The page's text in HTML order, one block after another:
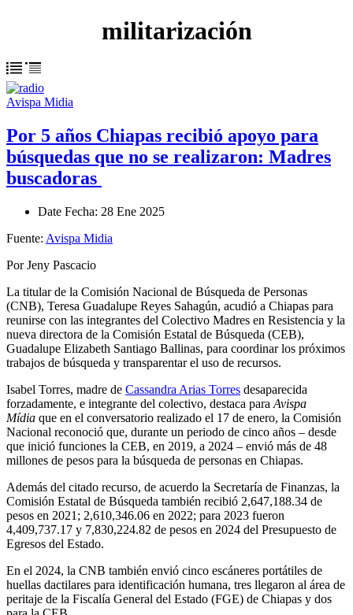
militarización
Avispa Midia
Por 5 años Chiapas recibió apoyo para
búsquedas que no se realizaron: Madres
buscadoras
Date Fecha: 28 Ene 2025
Fuente: Avispa Midia
Por Jeny Pascacio
La titular de la Comisión Nacional de Búsqueda de Personas
(CNB), Teresa Guadalupe Reyes Sahagún, acudió a Chiapas para
reunirse con las integrantes del Colectivo Madres en Resistencia y la
nueva directora de la Comisión Estatal de Búsqueda (CEB),
Guadalupe Elizabeth Santiago Ballinas, para coordinar los próximos
trabajos de búsqueda y transparentar el uso de recursos.
Isabel Torres, madre de Cassandra Arias Torres desaparecida
forzadamente, e integrante del colectivo, destaca para Avispa
Mídia que en el conversatorio realizado el 17 de enero, la Comisión
Nacional reconoció que, durante un periodo de cinco años – desde
que inició funciones la CEB, en 2019, a 2024 – envió más de 48
millones de pesos para la búsqueda de personas en Chiapas.
Además del citado recurso, de acuerdo la Secretaría de Finanzas, la
Comisión Estatal de Búsqueda también recibió 2,647,188.34 de
pesos en 2021; 2,610,346.06 en 2022; para 2023 fueron
4,409,737.17 y 7,830,224.82 de pesos en 2024 del Presupuesto de
Egresos del Estado.
En el 2024, la CNB también envió cinco escáneres portátiles de
huellas dactilares para identificación humana, tres llegaron al área de
peritaje de la Fiscalía General del Estado (FGE) de Chiapas y dos